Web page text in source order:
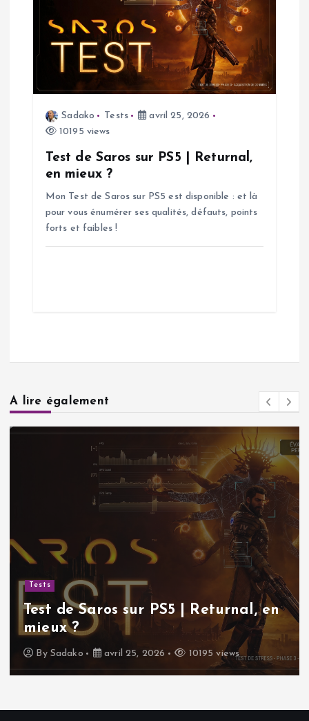
Sadako Tests
avril 25, 2026
10195 views
Test de Saros sur PS5 | Returnal,
en mieux ?
Mon Test de Saros sur PS5 est disponible : et là
pour vous énumérer ses qualités, défauts, points
forts et faibles !
A lire également
Tests
Test de Saros sur PS5 | Returnal, en
mieux ?
By Sadako avril 25, 2026 10195 views